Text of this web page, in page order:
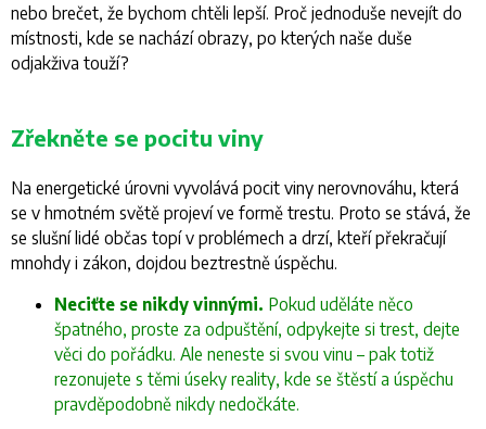
nebo brečet, že bychom chtěli lepší. Proč jednoduše nevejít do
místnosti, kde se nachází obrazy, po kterých naše duše
odjakživa touží?
Zřekněte se pocitu viny
Na energetické úrovni vyvolává pocit viny nerovnováhu, která
se v hmotném světě projeví ve formě trestu. Proto se stává, že
se slušní lidé občas topí v problémech a drzí, kteří překračují
mnohdy i zákon, dojdou beztrestně úspěchu.
Neciťte se nikdy vinnými. Pokud uděláte něco
špatného, proste za odpuštění, odpykejte si trest, dejte
věci do pořádku. Ale neneste si svou vinu – pak totiž
rezonujete s těmi úseky reality, kde se štěstí a úspěchu
pravděpodobně nikdy nedočkáte.